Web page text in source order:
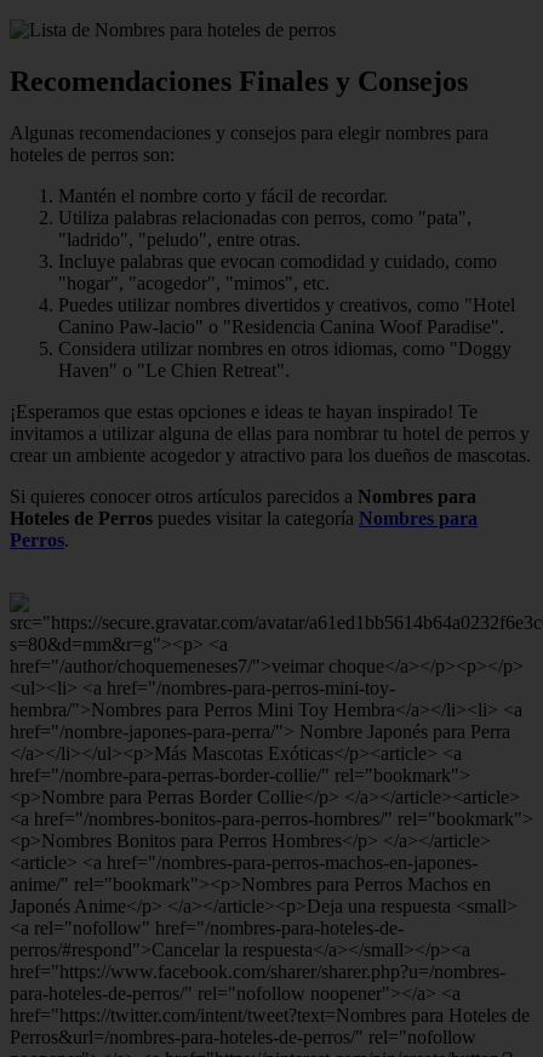
Recomendaciones Finales y Consejos
Algunas recomendaciones y consejos para elegir nombres para
hoteles de perros son:
Mantén el nombre corto y fácil de recordar.
Utiliza palabras relacionadas con perros, como "pata",
"ladrido", "peludo", entre otras.
Incluye palabras que evocan comodidad y cuidado, como
"hogar", "acogedor", "mimos", etc.
Puedes utilizar nombres divertidos y creativos, como "Hotel
Canino Paw-lacio" o "Residencia Canina Woof Paradise".
Considera utilizar nombres en otros idiomas, como "Doggy
Haven" o "Le Chien Retreat".
¡Esperamos que estas opciones e ideas te hayan inspirado! Te
invitamos a utilizar alguna de ellas para nombrar tu hotel de perros y
crear un ambiente acogedor y atractivo para los dueños de mascotas.
Si quieres conocer otros artículos parecidos a Nombres para
Hoteles de Perros puedes visitar la categoría Nombres para
Perros.